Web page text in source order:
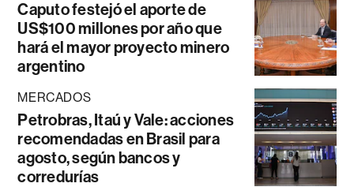
Caputo festejó el aporte de
US$100 millones por año que
hará el mayor proyecto minero
argentino
MERCADOS
Petrobras, Itaú y Vale: acciones
recomendadas en Brasil para
agosto, según bancos y
corredurías